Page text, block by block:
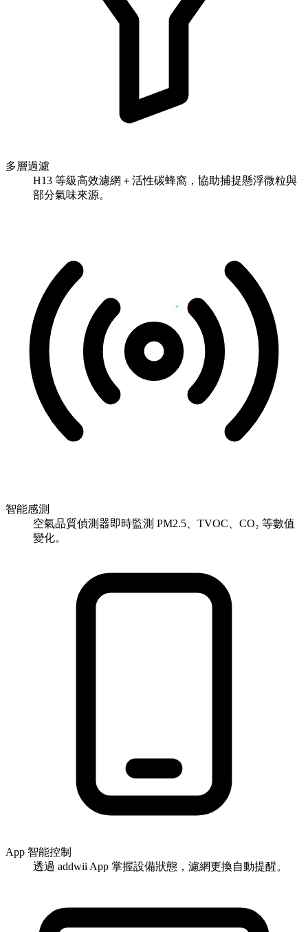
多層過濾
H13 等級高效濾網＋活性碳蜂窩，協助捕捉懸浮微粒與
部分氣味來源。
智能感測
空氣品質偵測器即時監測 PM2.5、TVOC、CO₂ 等數值
變化。
App 智能控制
透過 addwii App 掌握設備狀態，濾網更換自動提醒。